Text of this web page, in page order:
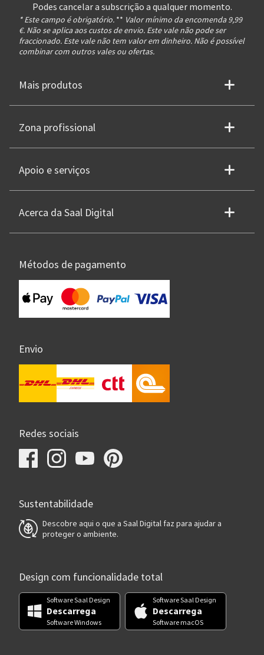
Podes cancelar a subscrição a qualquer momento.
* Este campo é obrigatório. ** Valor mínimo da encomenda 9,99
€. Não se aplica aos custos de envio. Este vale não pode ser
fraccionado. Este vale não tem valor em dinheiro. Não é possível
combinar com outros vales ou ofertas.
Mais produtos
Zona profissional
Apoio e serviços
Acerca da Saal Digital
Métodos de pagamento
Envio
Redes sociais
Sustentabilidade
Descobre aqui o que a Saal Digital faz para ajudar a
proteger o ambiente.
Design com funcionalidade total
Software Saal Design
Descarrega
Software Windows
Software Saal Design
Descarrega
Software macOS